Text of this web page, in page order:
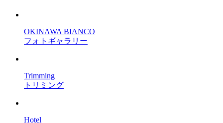
OKINAWA BIANCO
フォトギャラリー
Trimming
トリミング
Hotel